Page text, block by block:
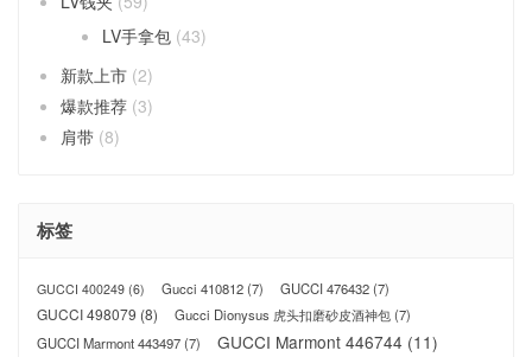
LV手拿包 (43)
新款上市 (2)
爆款推荐 (3)
肩带 (8)
标签
GUCCI 400249 (6) Gucci 410812(7) GUCCI 476432(7)
GUCCI 498079 (8) Gucci Dionysus 虎头扣磨砂皮酒神包(7)
GUCCI Marmont 443497(7) GUCCI Marmont 446744 (11)